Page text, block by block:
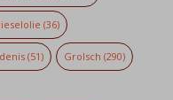
(36)
(51) Grolsch (290)